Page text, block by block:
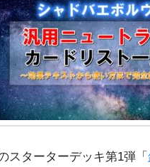
スターターデッキ第1弾「